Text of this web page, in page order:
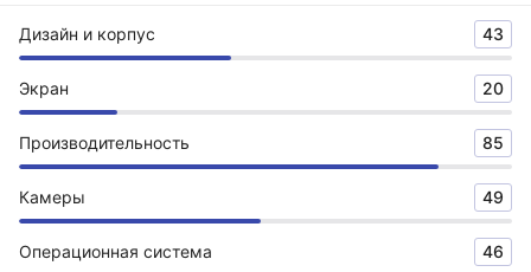
Дизайн и корпус 43
Экран 20
Производительность 85
Камеры 49
Операционная система 46